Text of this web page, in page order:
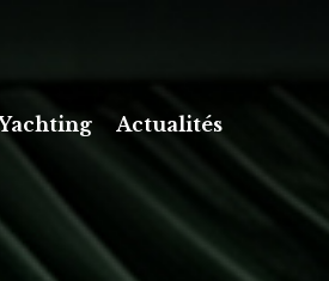
Actualités